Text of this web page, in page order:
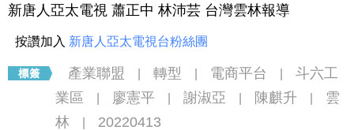
新唐人亞太電視 蕭正中 林沛芸 台灣雲林報導
按讚加入 新唐人亞太電視台粉絲團
產業聯盟 轉型 電商平台
斗六工
業區
廖憲平 謝淑亞 陳麒升
雲
林
20220413